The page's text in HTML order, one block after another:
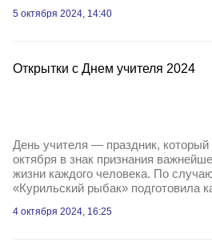
5 октября 2024, 14:40
Открытки с Днем учителя 2024
День учителя — праздник,
октября в знак признания
жизни каждого человека. По
«Курильский рыбак» подготовила
4 октября 2024, 16:25